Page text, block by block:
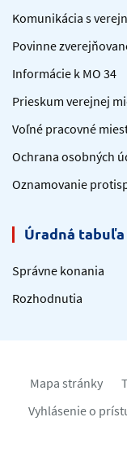
Komunikácia s
Povinne
Informácie k MO 34
Prieskum verejnej
Voľné pracovné
Ochrana osobných
Oznamovanie
Úradná tabuľa
Správne konania
Rozhodnutia
Mapa stránky
Vyhlásenie o